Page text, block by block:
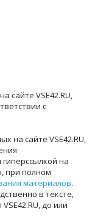
сайте VSE42.RU,
с
на сайте VSE42.RU,
на
при полном
материалов.
в тексте,
до или